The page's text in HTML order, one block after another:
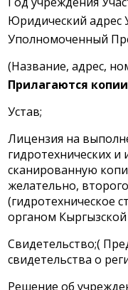
Юридический адрес
Уполномоченный
(Название, адрес,
Прилагаются
Устав;
Лицензия на
гидротехнических
сканированную
желательно,
(гидротехническое
органом Кыргызской
Свидетельство;(
свидетельства о
Решение об